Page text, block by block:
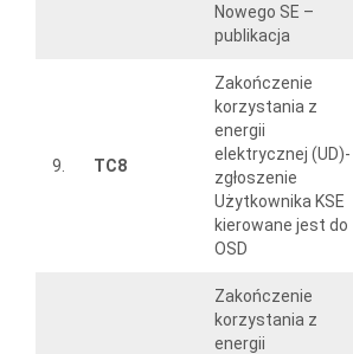
Nowego SE –
publikacja
9. TC8
Zakończenie
korzystania z
energii
elektrycznej (UD)-
zgłoszenie
Użytkownika KSE
kierowane jest do
OSD
Zakończenie
korzystania z
energii